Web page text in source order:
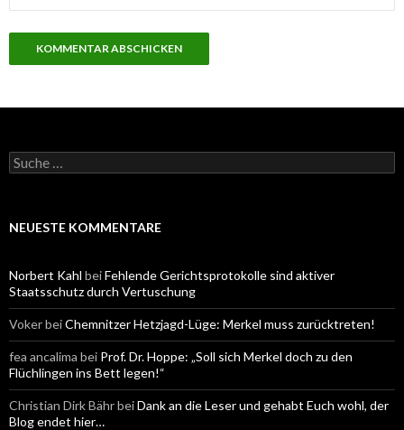
S
u
e
c
h
:
NEUESTE KOMMENTARE
Norbert Kahl beiFehlende Gerichtsprotokolle sind aktiver
Staatsschutz durch Vertuschung
VokerbeiChemnitzer Hetzjagd-Lüge: Merkel muss zurücktreten!
fea ancalima bei Prof. Dr. Hoppe: „Soll sich Merkel doch zu den
Flüchlingen ins Bett legen!“
Christian Dirk BährbeiDank an die Leser und gehabt Euch wohl, der
Blog endet hier…